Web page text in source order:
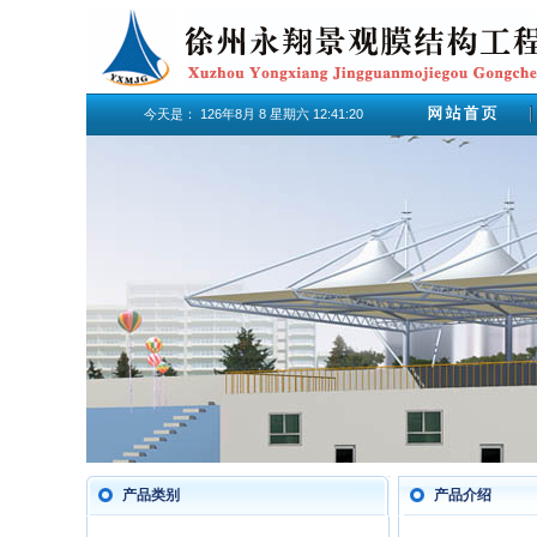
今天是： 126年8月 8 星期六 12:41:20
产品类别